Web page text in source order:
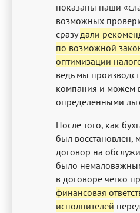
показаны наши
возможных
сразудали
по возможной
оптимизации
ведь мы
компания и можем
определенными
После того, как
был восстановлен,
договор на
было
в договоре четко
финансовая
исполнителей